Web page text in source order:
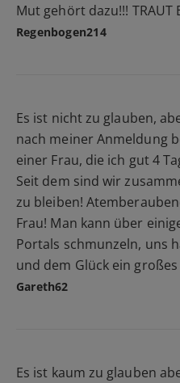
Mut gehört dazu!!! TRAUT
Regenbogen214
Es ist nicht zu glauben,
nach meiner Anmeldung
einer Frau, die ich gut 4
Seit dem sind wir
zu bleiben!
Frau! Man kann über
Portals schmunzeln, uns
und dem Glück ein
Gareth62
Es ist kaum zu glauben